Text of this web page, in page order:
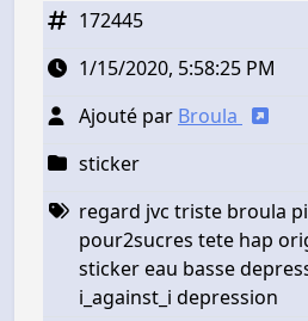
172445
1/15/2020, 5:58:25 PM
Ajouté par Broula
sticker
regard jvc triste broula
pour2sucres tete hap
sticker eau basse
i_against_i depression